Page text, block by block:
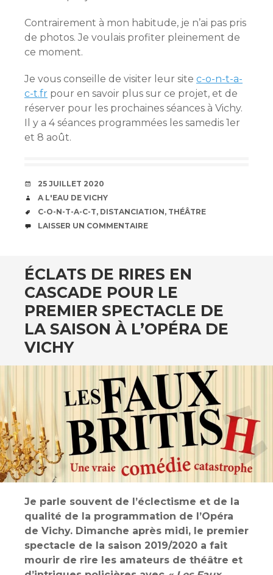
Contrairement à mon habitude, je n’ai pas pris
de photos. Je voulais profiter pleinement de
ce moment.
Je vous conseille de visiter leur site c-o-n-t-a-
c-t.fr pour en savoir plus sur ce projet, et de
réserver pour les prochaines séances à Vichy.
Il y a 4 séances programmées les samedis 1er
et 8 août.
DATE
25 JUILLET 2020
AUTEUR
A L'EAU DE VICHY
ÉTIQUETTES
C-O-N-T-A-C-T, DISTANCIATION, THÉÂTRE
COMMENTAIRES
LAISSER UN COMMENTAIRE
ÉCLATS DE RIRES EN
CASCADE POUR LE
PREMIER SPECTACLE DE
LA SAISON À L’OPÉRA DE
VICHY
Je parle souvent de l’éclectisme et de la
qualité de la programmation de l’Opéra
de Vichy. Dimanche après midi, le premier
spectacle de la saison 2019/2020 a fait
mourir de rire les amateurs de théâtre et